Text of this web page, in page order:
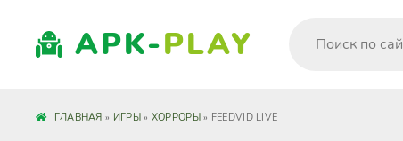
APK-PLAY
ГЛАВНАЯ » ИГРЫ» ХОРРОРЫ» FEEDVID LIVE